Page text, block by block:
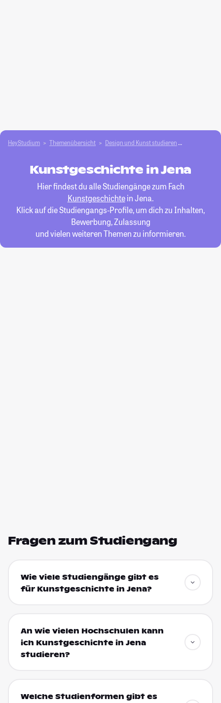
HeyStudium Themenübersicht Design und Kunst studieren
Kunstgeschichte in Jena
Hier findest du alle Studiengänge zum Fach
Kunstgeschichtein Jena.
Klick auf die Studiengangs-Profile, um dich zu Inhalten,
Bewerbung, Zulassung
und vielen weiteren Themen zu informieren.
Fragen zum Studiengang
Wie viele Studiengänge gibt es
für Kunstgeschichte in Jena?
An wie vielen Hochschulen kann
ich Kunstgeschichte in Jena
studieren?
Welche Studienformen gibt es